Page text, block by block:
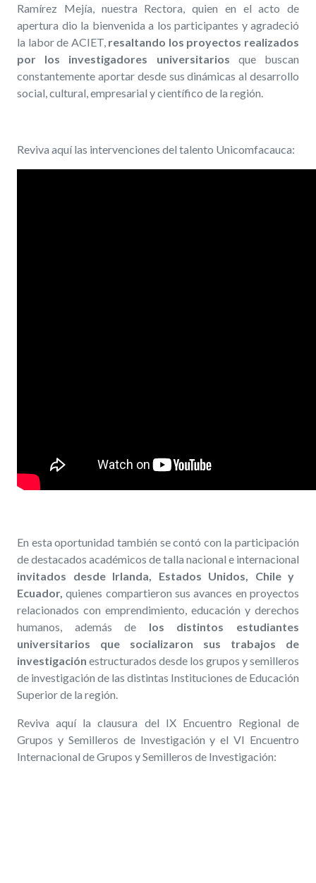
Ramírez Mejía, nuestra Rectora, quien en el acto de
apertura dio la bienvenida a los participantes y agradeció
la labor de ACIET, resaltando los proyectos realizados
por los investigadores universitarios que buscan
constantemente aportar desde sus dinámicas al desarrollo
social, cultural, empresarial y científico de la región.
Reviva aquí las intervenciones del talento Unicomfacauca:
En esta oportunidad también se contó con la participación
de destacados académicos de talla nacional e internacional
invitados desde Irlanda, Estados Unidos, Chile y
Ecuador,quienes compartieron sus avances en proyectos
relacionados con emprendimiento, educación y derechos
humanos, además de los distintos estudiantes
universitarios que socializaron sus trabajos de
investigación estructurados desde los grupos y semilleros
de investigación de las distintas Instituciones de Educación
Superior de la región.
Reviva aquí la clausura del IX Encuentro Regional de
Grupos y Semilleros de Investigación y el VI Encuentro
Internacional de Grupos y Semilleros de Investigación: